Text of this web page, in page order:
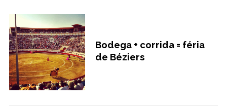
Bodega + corrida = féria
de Béziers